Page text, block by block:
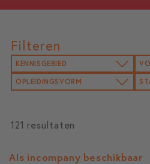
Filteren
KENNISGEBIED
OPLEIDINGSVORM
121 resultaten
Als incompany beschikbaar